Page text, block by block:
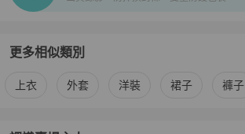
更多相似類別
更多 Thom Browne 女裝相似商品推薦
上衣 外套 洋裝 裙子 褲子